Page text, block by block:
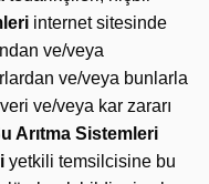
internet sitesinde
ve/veya
ve/veya bunlarla
ve/veya kar zararı
Arıtma Sistemleri
yetkili temsilcisine bu